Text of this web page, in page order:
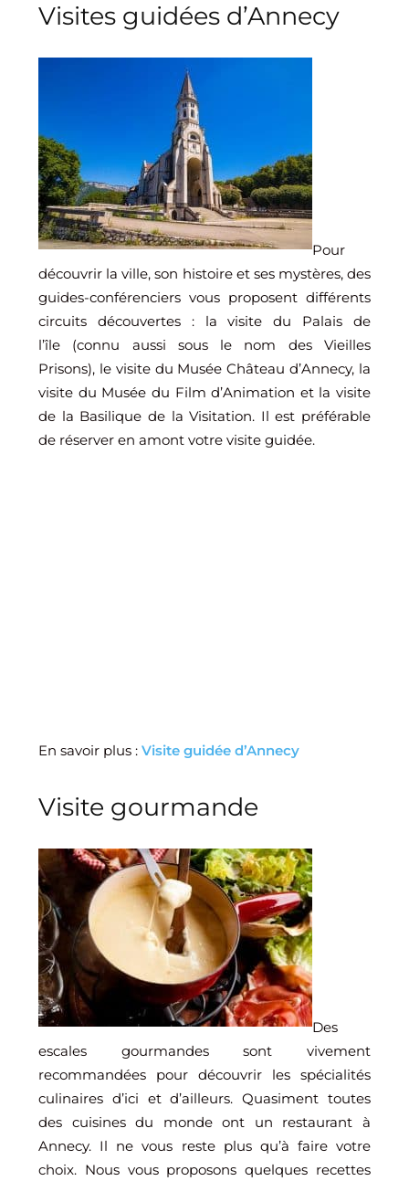
Visites guidées d’Annecy
Pour
découvrir la ville, son histoire et ses mystères, des
guides-conférenciers vous proposent différents
circuits découvertes : la visite du Palais de
l’île (connu aussi sous le nom des Vieilles
Prisons), le visite du Musée Château d’Annecy, la
visite du Musée du Film d’Animation et la visite
de la Basilique de la Visitation. Il est préférable
de réserver en amont votre visite guidée.
En savoir plus : Visite guidée d’Annecy
Visite gourmande
Des
escales gourmandes sont vivement
recommandées pour découvrir les spécialités
culinaires d’ici et d’ailleurs. Quasiment toutes
des cuisines du monde ont un restaurant à
Annecy. Il ne vous reste plus qu’à faire votre
choix. Nous vous proposons quelques recettes